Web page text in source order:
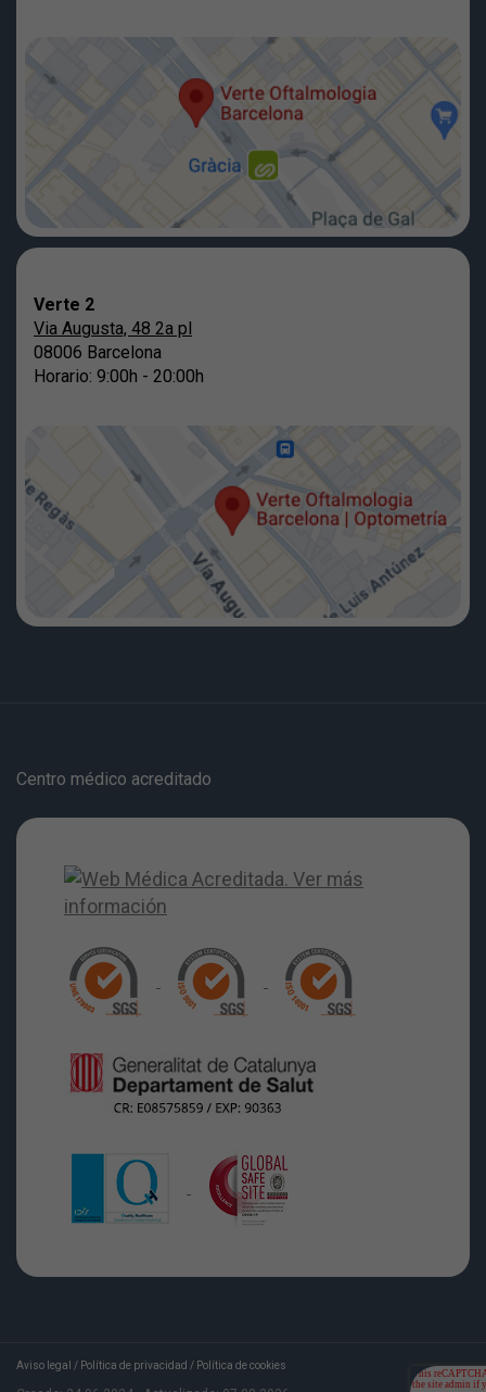
Verte 2
Via Augusta, 48 2a pl
08006 Barcelona
Horario: 9:00h - 20:00h
Centro médico acreditado
Aviso legal / Política de privacidad / Política de cookies